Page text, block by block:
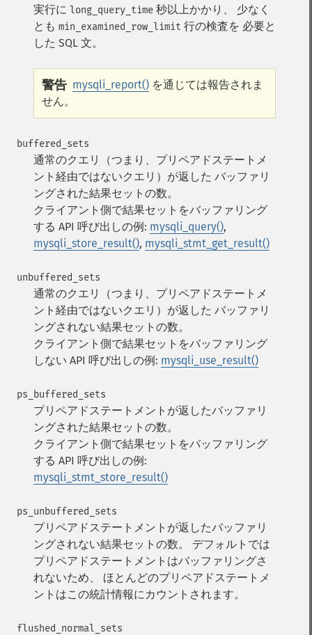
実行に long_query_time 秒以上かかり、 少なく
とも min_examined_row_limit 行の検査を 必要と
した SQL 文。
警告 mysqli_report() を通じては報告されま
せん。
buffered_sets
通常のクエリ（つまり、プリペアドステートメ
ント経由ではないクエリ）が返した バッファリ
ングされた結果セットの数。
クライアント側で結果セットをバッファリング
する API 呼び出しの例: mysqli_query(),
mysqli_store_result(), mysqli_stmt_get_result()
unbuffered_sets
通常のクエリ（つまり、プリペアドステートメ
ント経由ではないクエリ）が返した バッファリ
ングされない結果セットの数。
クライアント側で結果セットをバッファリング
しない API 呼び出しの例: mysqli_use_result()
ps_buffered_sets
プリペアドステートメントが返したバッファリ
ングされた結果セットの数。
クライアント側で結果セットをバッファリング
する API 呼び出しの例:
mysqli_stmt_store_result()
ps_unbuffered_sets
プリペアドステートメントが返したバッファリ
ングされない結果セットの数。 デフォルトでは
プリペアドステートメントはバッファリングさ
れないため、 ほとんどのプリペアドステートメ
ントはこの統計情報にカウントされます。
flushed_normal_sets